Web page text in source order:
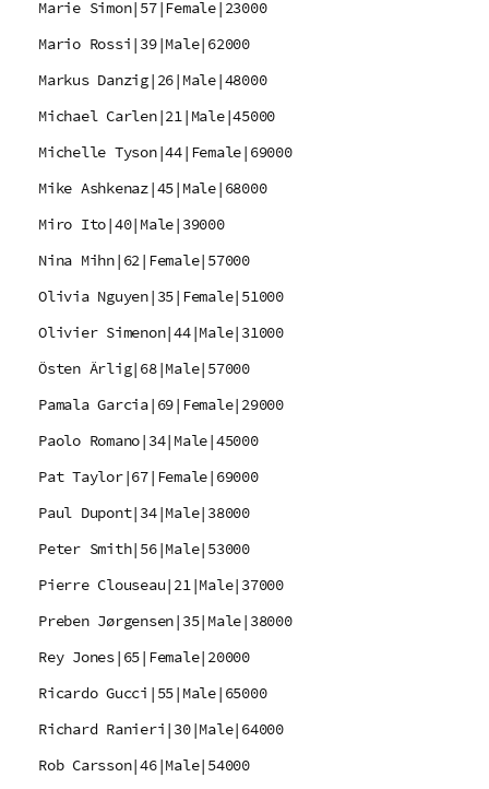
Marie Simon|57|Female|23000
Mario Rossi|39|Male|62000
Markus Danzig|26|Male|48000
Michael Carlen|21|Male|45000
Michelle Tyson|44|Female|69000
Mike Ashkenaz|45|Male|68000
Miro Ito|40|Male|39000
Nina Mihn|62|Female|57000
Olivia Nguyen|35|Female|51000
Olivier Simenon|44|Male|31000
Östen Ärlig|68|Male|57000
Pamala Garcia|69|Female|29000
Paolo Romano|34|Male|45000
Pat Taylor|67|Female|69000
Paul Dupont|34|Male|38000
Peter Smith|56|Male|53000
Pierre Clouseau|21|Male|37000
Preben Jørgensen|35|Male|38000
Rey Jones|65|Female|20000
Ricardo Gucci|55|Male|65000
Richard Ranieri|30|Male|64000
Rob Carsson|46|Male|54000